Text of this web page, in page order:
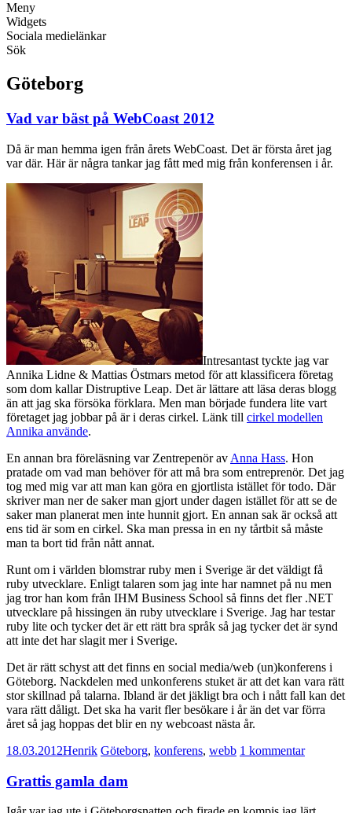
Meny
Widgets
Sociala medielänkar
Sök
Göteborg
Vad var bäst på WebCoast 2012
Då är man hemma igen från årets WebCoast. Det är första året jag
var där. Här är några tankar jag fått med mig från konferensen i år.
Intresantast tyckte jag var
Annika Lidne & Mattias Östmars metod för att klassificera företag
som dom kallar Distruptive Leap. Det är lättare att läsa deras blogg
än att jag ska försöka förklara. Men man började fundera lite vart
företaget jag jobbar på är i deras cirkel. Länk till cirkel modellen
Annika använde.
En annan bra föreläsning var Zentrepenör av Anna Hass. Hon
pratade om vad man behöver för att må bra som entreprenör. Det jag
tog med mig var att man kan göra en gjortlista istället för todo. Där
skriver man ner de saker man gjort under dagen istället för att se de
saker man planerat men inte hunnit gjort. En annan sak är också att
ens tid är som en cirkel. Ska man pressa in en ny tårtbit så måste
man ta bort tid från nått annat.
Runt om i världen blomstrar ruby men i Sverige är det väldigt få
ruby utvecklare. Enligt talaren som jag inte har namnet på nu men
jag tror han kom från IHM Business School så finns det fler .NET
utvecklare på hissingen än ruby utvecklare i Sverige. Jag har testar
ruby lite och tycker det är ett rätt bra språk så jag tycker det är synd
att inte det har slagit mer i Sverige.
Det är rätt schyst att det finns en social media/web (un)konferens i
Göteborg. Nackdelen med unkonferens stuket är att det kan vara rätt
stor skillnad på talarna. Ibland är det jäkligt bra och i nått fall kan det
vara rätt dåligt. Det ska ha varit fler besökare i år än det var förra
året så jag hoppas det blir en ny webcoast nästa år.
18.03.2012Henrik Göteborg, konferens, webb 1 kommentar
Grattis gamla dam